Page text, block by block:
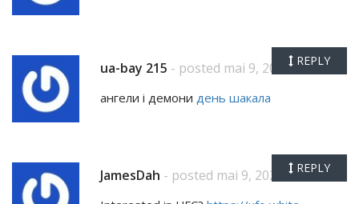
ua-bay 215 - posted mai 9, 2026
ангели і демони день шакала
REPLY
JamesDah - posted mai 9, 2026 REPLY